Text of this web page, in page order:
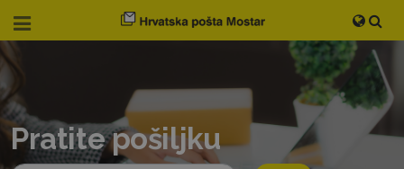
Pratite pošiljku